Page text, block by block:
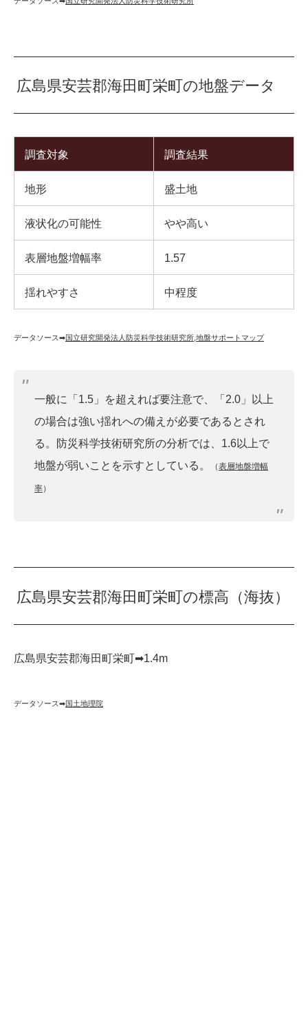
広島県安芸郡海田町栄町の地盤データ
調査対象 調査結果
地形 盛土地
液状化の可能性 やや高い
表層地盤増幅率 1.57
揺れやすさ 中程度
データソース➡︎国立研究開発法人防災科学技術研究所 地盤サポートマップ
一般に「1.5」を超えれば要注意で、「2.0」以上
の場合は強い揺れへの備えが必要であるとされ
る。防災科学技術研究所の分析では、1.6以上で
地盤が弱いことを示すとしている。
（表層地盤増幅
率）
広島県安芸郡海田町栄町の標高（海抜）
広島県安芸郡海田町栄町➡︎1.4m
データソース➡︎国土地理院